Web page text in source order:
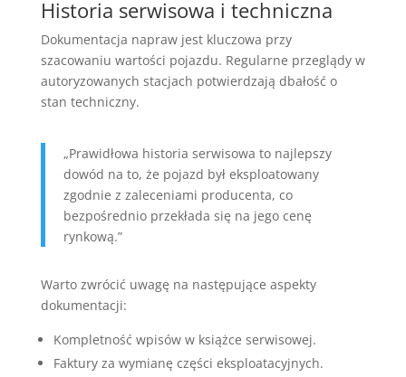
Historia serwisowa i techniczna
Dokumentacja napraw jest kluczowa przy
szacowaniu wartości pojazdu. Regularne przeglądy w
autoryzowanych stacjach potwierdzają dbałość o
stan techniczny.
„Prawidłowa historia serwisowa to najlepszy
dowód na to, że pojazd był eksploatowany
zgodnie z zaleceniami producenta, co
bezpośrednio przekłada się na jego cenę
rynkową.”
Warto zwrócić uwagę na następujące aspekty
dokumentacji:
Kompletność wpisów w książce serwisowej.
Faktury za wymianę części eksploatacyjnych.